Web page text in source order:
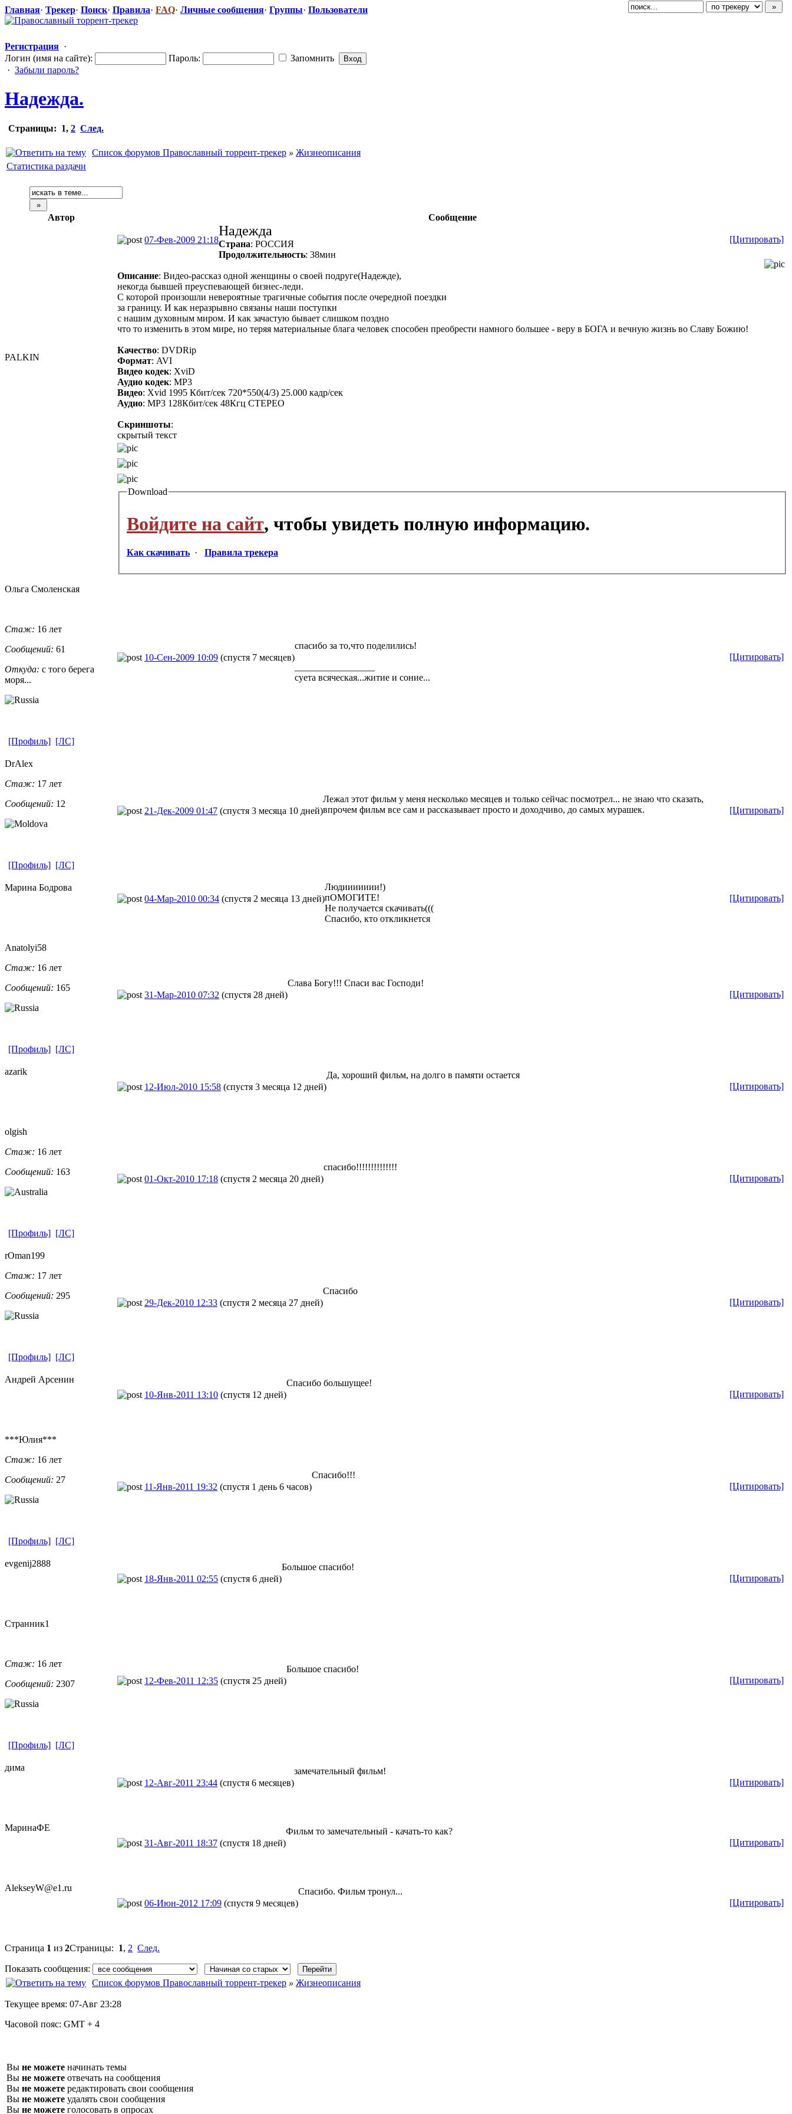
Главная· Трекер· Поиск· Правила· FAQ· Личные сообщения· Группы· Пользователи
Регистрация ·
Логин (имя на сайте):
Пароль:
Запомнить
· Забыли пароль?
Надежда.
Страницы: 1, 2 След.
Список форумов Православный торрент-трекер » Жизнеописания
Статистика раздачи
Автор Сообщение
PALKIN
07-Фев-2009 21:18 [Цитировать]
Надежда
Страна: РОССИЯ
Продолжительность: 38мин
Описание: Видео-рассказ одной женщины о своей подруге(Надежде),
некогда бывшей преуспевающей бизнес-леди.
С которой произошли невероятные трагичные события после очередной поездки
за границу. И как неразрывно связаны наши поступки
с нашим духовным миром. И как зачастую бывает слишком поздно
что то изменить в этом мире, но теряя материальные блага человек способен преобрести намного большее - веру в БОГА и вечную жизнь во Славу Божию!
Качество: DVDRip
Формат: AVI
Видео кодек: XviD
Аудио кодек: MP3
Видео: Xvid 1995 Кбит/сек 720*550(4/3) 25.000 кадр/сек
Аудио: MP3 128Кбит/сек 48Кгц СТЕРЕО
Скриншоты:
скрытый текст
Download
Войдите на сайт, чтобы увидеть полную информацию.
Как скачивать · Правила трекера
Ольга Смоленская
Стаж: 16 лет
Сообщений: 61
Откуда: с того берега
моря...
10-Сен-2009 10:09 (спустя 7 месяцев) [Цитировать]
спасибо за то,что поделились!
суета всяческая...житие и соние...
[Профиль] [ЛС]
DrAlex
Стаж: 17 лет
Сообщений: 12
21-Дек-2009 01:47 (спустя 3 месяца 10 дней) [Цитировать]
Лежал этот фильм у меня несколько месяцев и только сейчас посмотрел... не знаю что сказать,
впрочем фильм все сам и рассказывает просто и доходчиво, до самых мурашек.
[Профиль] [ЛС]
Марина Бодрова
04-Мар-2010 00:34 (спустя 2 месяца 13 дней) [Цитировать]
Людиииииии!)
пОМОГИТЕ!
Не получается скачивать(((
Спасибо, кто откликнется
Anatolyi58
Стаж: 16 лет
Сообщений: 165
31-Мар-2010 07:32 (спустя 28 дней) [Цитировать]
Слава Богу!!! Спаси вас Господи!
[Профиль] [ЛС]
azarik
12-Июл-2010 15:58 (спустя 3 месяца 12 дней) [Цитировать]
Да, хороший фильм, на долго в памяти остается
olgish
Стаж: 16 лет
Сообщений: 163
01-Окт-2010 17:18 (спустя 2 месяца 20 дней) [Цитировать]
спасибо!!!!!!!!!!!!!!
[Профиль] [ЛС]
rOman199
Стаж: 17 лет
Сообщений: 295
29-Дек-2010 12:33 (спустя 2 месяца 27 дней) [Цитировать]
Спасибо
[Профиль] [ЛС]
Андрей Арсенин
10-Янв-2011 13:10 (спустя 12 дней) [Цитировать]
Спасибо большущее!
***Юлия***
Стаж: 16 лет
Сообщений: 27
11-Янв-2011 19:32 (спустя 1 день 6 часов) [Цитировать]
Спасибо!!!
[Профиль] [ЛС]
evgenij2888
18-Янв-2011 02:55 (спустя 6 дней) [Цитировать]
Большое спасибо!
Странник1
Стаж: 16 лет
Сообщений: 2307 12-Фев-2011 12:35 (спустя 25 дней) [Цитировать]
Большое спасибо!
[Профиль] [ЛС]
дима
12-Авг-2011 23:44 (спустя 6 месяцев) [Цитировать]
замечательный фильм!
МаринаФЕ
31-Авг-2011 18:37 (спустя 18 дней) [Цитировать]
Фильм то замечательный - качать-то как?
AlekseyW@e1.​ru
06-Июн-2012 17:09 (спустя 9 месяцев) [Цитировать]
Спасибо. Фильм тронул...
Страница 1 из 2Страницы: 1, 2 След.
Показать сообщения:
Список форумов Православный торрент-трекер » Жизнеописания
Текущее время: 07-Авг 23:28
Часовой пояс: GMT + 4
Вы не можете начинать темы
Вы не можете отвечать на сообщения
Вы не можете редактировать свои сообщения
Вы не можете удалять свои сообщения
Вы не можете голосовать в опросах